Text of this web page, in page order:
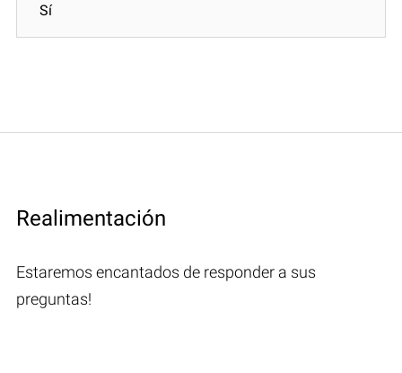
Sí
Realimentación
Estaremos encantados de responder a sus
preguntas!